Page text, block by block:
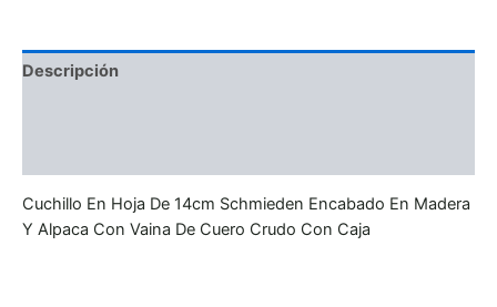
Descripción
Cuchillo En Hoja De 14cm Schmieden Encabado En Madera
Y Alpaca Con Vaina De Cuero Crudo Con Caja